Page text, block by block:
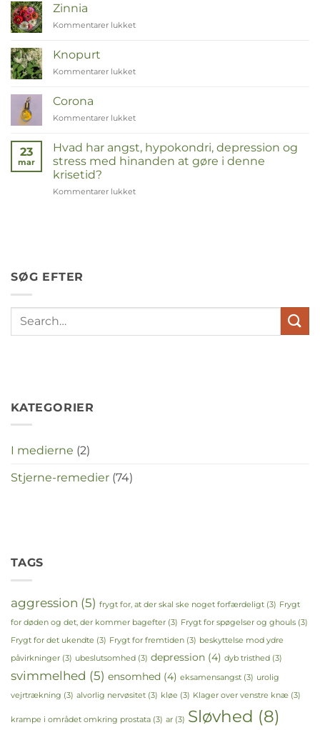
Zinnia
Kommentarer lukket
Knopurt
Kommentarer lukket
Corona
Kommentarer lukket
23
mar
Hvad har angst, hypokondri, depression og
stress med hinanden at gøre i denne
krisetid?
Kommentarer lukket
in
SØG EFTER
KATEGORIER
I medierne (2)
Stjerne-remedier (74)
TAGS
aggression (5) frygt for, at der skal ske noget forfærdeligt (3) Frygt
for døden og det, der kommer bagefter (3) Frygt for spøgelser og ghouls (3)
Frygt for det ukendte (3) Frygt for fremtiden (3) beskyttelse mod ydre
påvirkninger (3) ubeslutsomhed (3) depression (4) dyb tristhed (3)
svimmelhed (5) ensomhed (4) eksamensangst (3) urolig
vejrtrækning (3) alvorlig nervøsitet (3) kløe (3) Klager over venstre knæ (3)
krampe i området omkring prostata (3) ar (3) Sløvhed (8)